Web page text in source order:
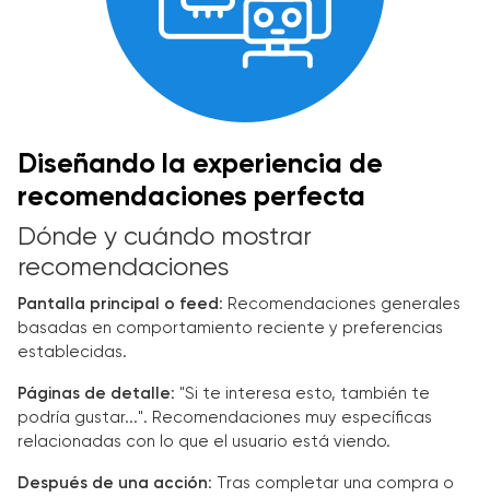
Diseñando la experiencia de
recomendaciones perfecta
Dónde y cuándo mostrar
recomendaciones
Pantalla principal o feed : Recomendaciones generales
basadas en comportamiento reciente y preferencias
establecidas.
Páginas de detalle: "Si te interesa esto, también te
podría gustar...". Recomendaciones muy específicas
relacionadas con lo que el usuario está viendo.
Después de una acción: Tras completar una compra o